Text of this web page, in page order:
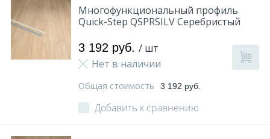
Многофункциональный профиль
Quick-Step QSPRSILV Серебристый
3 192 руб. / шт
Нет в наличии
Общая стоимость 3 192 руб.
Добавить к сравнению